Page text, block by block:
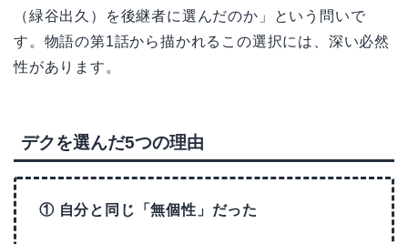
（緑谷出久）を後継者に選んだのか」という問いで
す。物語の第1話から描かれるこの選択には、深い必然
性があります。
デクを選んだ5つの理由
① 自分と同じ「無個性」だった